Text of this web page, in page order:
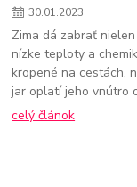
30.01.2023
Zima dá zabrať
nízke teploty a
kropené na cestách,
jar oplatí jeho vnútro
celý článok